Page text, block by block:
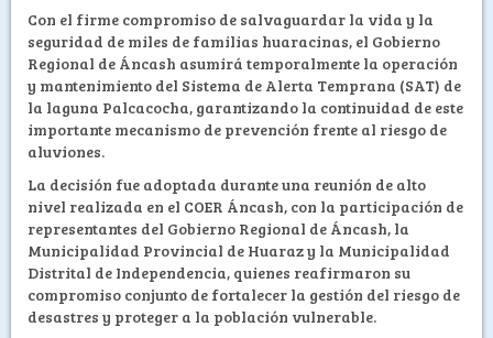
Con el firme compromiso de salvaguardar la vida y la
seguridad de miles de familias huaracinas, el Gobierno
Regional de Áncash asumirá temporalmente la operación
y mantenimiento del Sistema de Alerta Temprana (SAT) de
la laguna Palcacocha, garantizando la continuidad de este
importante mecanismo de prevención frente al riesgo de
aluviones.
La decisión fue adoptada durante una reunión de alto
nivel realizada en el COER Áncash, con la participación de
representantes del Gobierno Regional de Áncash, la
Municipalidad Provincial de Huaraz y la Municipalidad
Distrital de Independencia, quienes reafirmaron su
compromiso conjunto de fortalecer la gestión del riesgo de
desastres y proteger a la población vulnerable.